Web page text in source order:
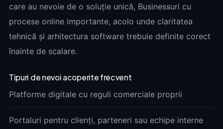
care au nevoie de o soluție unică, Businessuri cu
procese online importante, acolo unde claritatea
tehnică și arhitectura software trebuie definite corect
înainte de scalare.
Tipuri de nevoi acoperite frecvent
Platforme digitale cu reguli comerciale proprii
Portaluri pentru clienți, parteneri sau echipe interne